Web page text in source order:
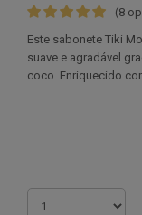
(8
Este sabonete Tiki
suave e agradável
coco. Enriquecido